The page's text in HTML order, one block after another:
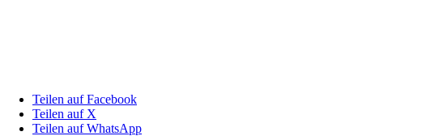
Teilen auf Facebook
Teilen auf X
Teilen auf WhatsApp